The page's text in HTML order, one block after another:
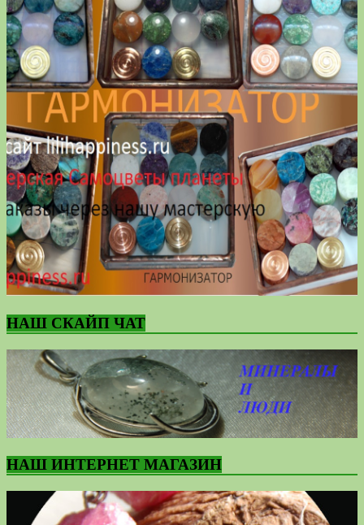
НАШ СКАЙП ЧАТ
НАШ ИНТЕРНЕТ МАГАЗИН